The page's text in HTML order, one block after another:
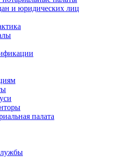
и юридических лиц
палата